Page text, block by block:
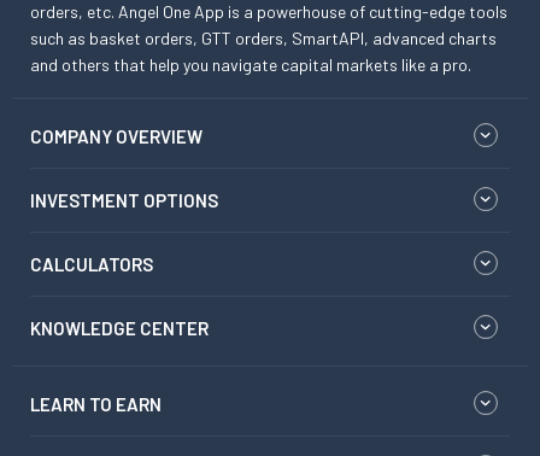
orders, etc. Angel One App is a powerhouse of cutting-edge tools
such as basket orders, GTT orders, SmartAPI, advanced charts
and others that help you navigate capital markets like a pro.
COMPANY OVERVIEW
INVESTMENT OPTIONS
CALCULATORS
KNOWLEDGE CENTER
LEARN TO EARN